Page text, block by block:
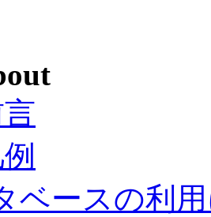
ベースの利